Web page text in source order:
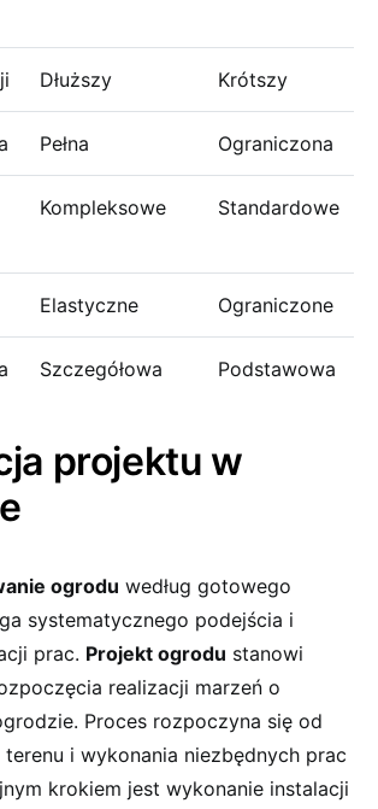
Dłuższy Krótszy
Pełna Ograniczona
Kompleksowe Standardowe
Elastyczne Ograniczone
Szczegółowa Podstawowa
projektu w
ogrodu według gotowego
systematycznego podejścia i
prac. Projekt ogrodu stanowi
realizacji marzeń o
Proces rozpoczyna się od
i wykonania niezbędnych prac
krokiem jest wykonanie instalacji